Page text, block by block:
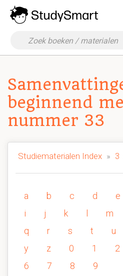
beginnend
nummer 33
Studiematerialen Index » 3
a b c d e
i
j k m
q
r s t u
y
z 0 1 2
6
7 8 9